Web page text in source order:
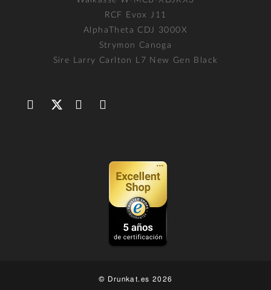
RCF Evox J11
AlphaTheta CDJ 3000X
Strymon Canoga
Sire Larry Carlton L7 New Gen Black
© Drunkat.es 2026